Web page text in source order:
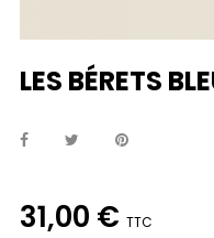
LES BÉRETS
31,00 € TTC